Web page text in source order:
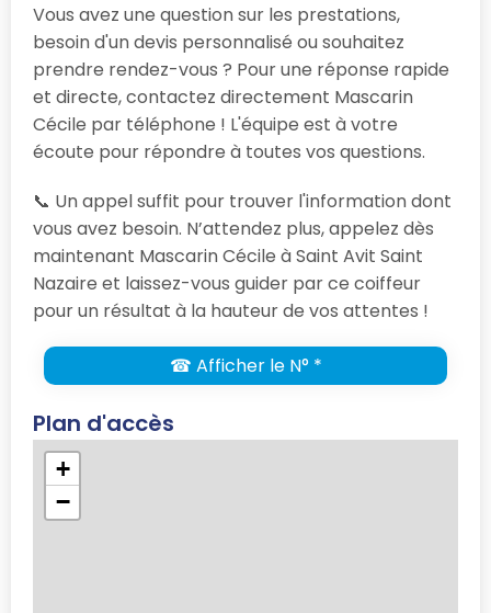
Vous avez une question sur les prestations,
besoin d'un devis personnalisé ou souhaitez
prendre rendez-vous ? Pour une réponse rapide
et directe, contactez directement Mascarin
Cécile par téléphone ! L'équipe est à votre
écoute pour répondre à toutes vos questions.
📞 Un appel suffit pour trouver l'information dont
vous avez besoin. N’attendez plus, appelez dès
maintenant Mascarin Cécile à Saint Avit Saint
Nazaire et laissez-vous guider par ce coiffeur
pour un résultat à la hauteur de vos attentes !
☎ Afficher le N° *
Plan d'accès
+
−